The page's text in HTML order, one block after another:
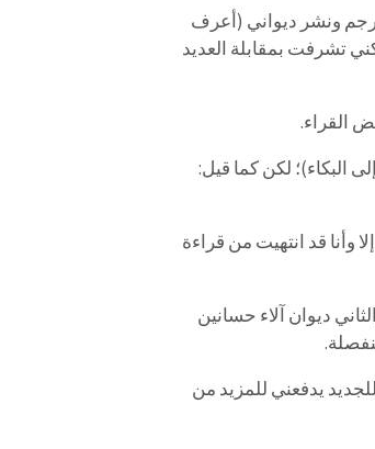
ونشر ديواني (أعرف
تشرفت بمقابلة العديد
القراء.
البكاء)؛ لكن كما قيل:
قد انتهيت من قراءة
ديوان آلاء حسانين
يدفعني للمزيد من